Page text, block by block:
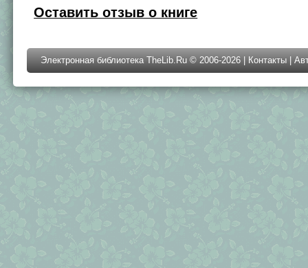
Оставить отзыв о книге
Электронная библиотека TheLib.Ru © 2006-2026 | Контакты |